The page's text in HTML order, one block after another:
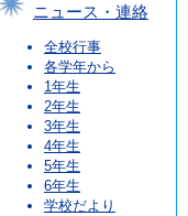
ニュース・連絡
全校行事
各学年から
1年生
2年生
3年生
4年生
5年生
6年生
学校だより